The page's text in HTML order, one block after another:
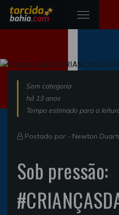
Sem categoria
há 13 anos
Tempo estimado para a
Postado por - Newton
Sob pressão: